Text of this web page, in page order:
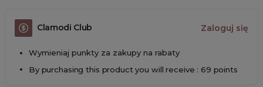
Clamodi Club Zaloguj się
Wymieniaj punkty za zakupy na rabaty
By purchasing this product you will receive : 69 points